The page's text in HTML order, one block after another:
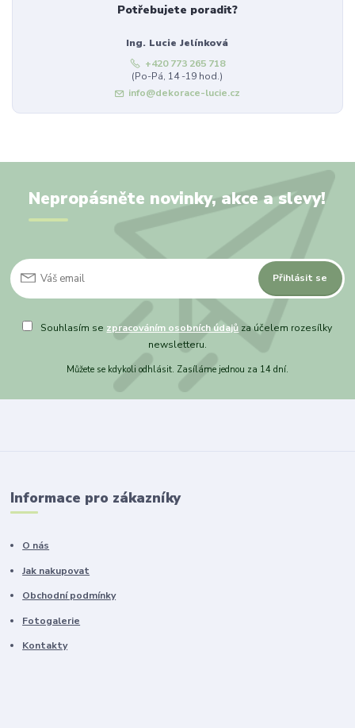
Potřebujete poradit?
Ing. Lucie Jelínková
+420 773 265 718
(Po-Pá, 14 -19 hod.)
info@dekorace-lucie.cz
Nepropásněte novinky, akce a slevy!
Přihlásit se
Souhlasím se zpracováním osobních údajů za účelem rozesílky
newsletteru.
Můžete se kdykoli odhlásit. Zasíláme jednou za 14 dní.
Informace pro zákazníky
O nás
Jak nakupovat
Obchodní podmínky
Fotogalerie
Kontakty